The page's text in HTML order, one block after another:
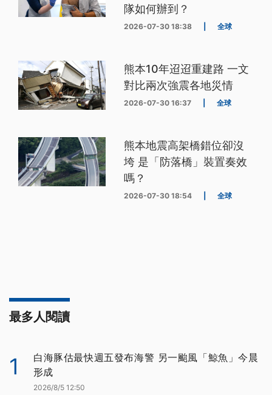
隊如何辦到？
2026-07-30 18:38 全球
熊本10年迢迢重建路 一文
對比兩次強震各地災情
2026-07-30 16:37 全球
熊本地震高架橋錯位卻沒
垮 是「防落橋」裝置奏效
嗎？
2026-07-30 18:54 全球
最多人閱讀
1
白海豚估最快週五發布海警 另一颱風「鯨魚」今晨
形成
2026/8/5 12:50